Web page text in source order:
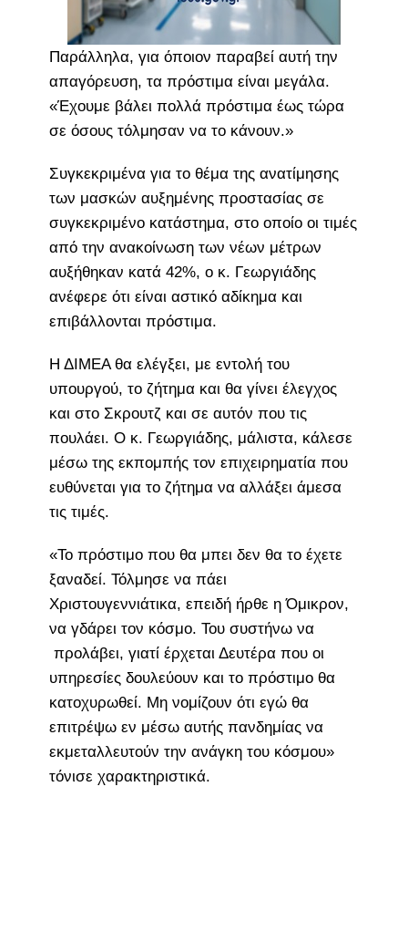
Παράλληλα, για όποιον παραβεί αυτή την
απαγόρευση, τα πρόστιμα είναι μεγάλα.
«Έχουμε βάλει πολλά πρόστιμα έως τώρα
σε όσους τόλμησαν να το κάνουν.»
Συγκεκριμένα για το θέμα της ανατίμησης
των μασκών αυξημένης προστασίας σε
συγκεκριμένο κατάστημα, στο οποίο οι τιμές
από την ανακοίνωση των νέων μέτρων
αυξήθηκαν κατά 42%, ο κ. Γεωργιάδης
ανέφερε ότι είναι αστικό αδίκημα και
επιβάλλονται πρόστιμα.
Η ΔΙΜΕΑ θα ελέγξει, με εντολή του
υπουργού, το ζήτημα και θα γίνει έλεγχος
και στο Σκρουτζ και σε αυτόν που τις
πουλάει. Ο κ. Γεωργιάδης, μάλιστα, κάλεσε
μέσω της εκπομπής τον επιχειρηματία που
ευθύνεται για το ζήτημα να αλλάξει άμεσα
τις τιμές.
«Το πρόστιμο που θα μπει δεν θα το έχετε
ξαναδεί. Τόλμησε να πάει
Χριστουγεννιάτικα, επειδή ήρθε η Όμικρον,
να γδάρει τον κόσμο. Του συστήνω να
προλάβει, γιατί έρχεται Δευτέρα που οι
υπηρεσίες δουλεύουν και το πρόστιμο θα
κατοχυρωθεί. Μη νομίζουν ότι εγώ θα
επιτρέψω εν μέσω αυτής πανδημίας να
εκμεταλλευτούν την ανάγκη του κόσμου»
τόνισε χαρακτηριστικά.